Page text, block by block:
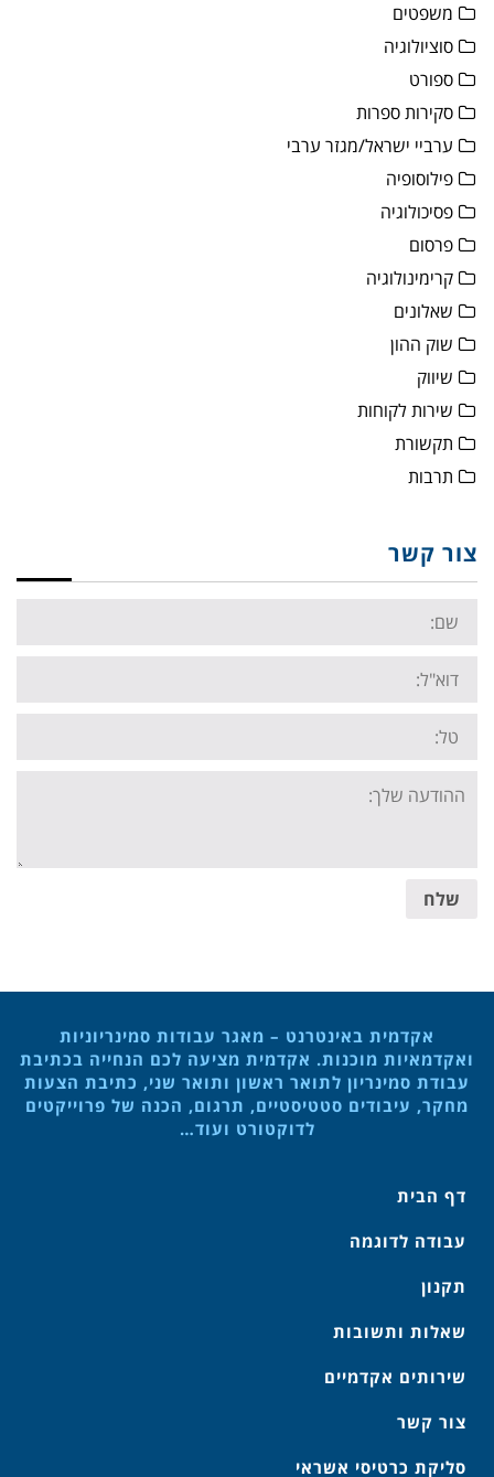
משפטים
סוציולוגיה
ספורט
סקירות ספרות
ערביי ישראל/מגזר ערבי
פילוסופיה
פסיכולוגיה
פרסום
קרימינולוגיה
שאלונים
שוק ההון
שיווק
שירות לקוחות
תקשורת
תרבות
צור קשר
Name:
Email:
Tel:
Your
message:
שלח
אקדמית באינטרנט – מאגר עבודות סמינריוניות
ואקדמאיות מוכנות. אקדמית מציעה לכם הנחייה בכתיבת
עבודת סמינריון לתואר ראשון ותואר שני, כתיבת הצעות
מחקר, עיבודים סטטיסטיים, תרגום, הכנה של פרוייקטים
לדוקטורט ועוד…
דף הבית
עבודה לדוגמה
תקנון
שאלות ותשובות
שירותים אקדמיים
צור קשר
סליקת כרטיסי אשראי